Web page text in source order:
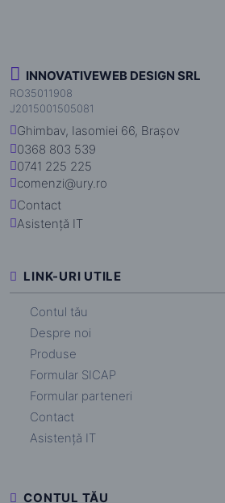
INNOVATIVEWEB DESIGN SRL
RO35011908
J2015001505081
Ghimbav, Iasomiei 66, Brașov
0368 803 539
0741 225 225
comenzi@ury.ro
Contact
Asistență IT
LINK-URI UTILE
Contul tău
Despre noi
Produse
Formular SICAP
Formular parteneri
Contact
Asistență IT
CONTUL TĂU